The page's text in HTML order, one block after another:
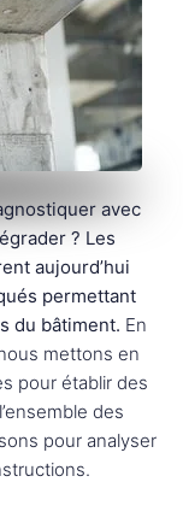
avec
? Les
aujourd’hui
permettant
du bâtiment. En
mettons en
pour établir des
des
pour analyser